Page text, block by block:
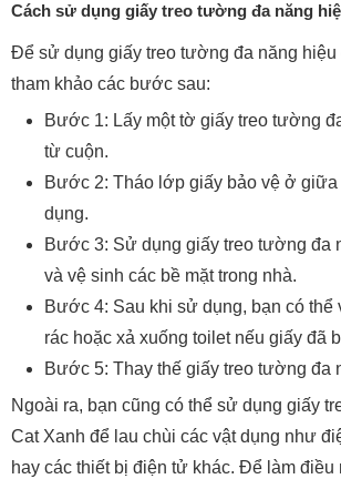
Cách sử dụng giấy treo tường đa năng
Để sử dụng giấy treo tường đa năng hiệu
tham khảo các bước sau:
Bước 1: Lấy một tờ giấy treo tường
từ cuộn.
Bước 2: Tháo lớp giấy bảo vệ ở
dụng.
Bước 3: Sử dụng giấy treo tường đa
và vệ sinh các bề mặt trong nhà.
Bước 4: Sau khi sử dụng, bạn có thể
rác hoặc xả xuống toilet nếu giấy đã
Bước 5: Thay thế giấy treo tường đa
Ngoài ra, bạn cũng có thể sử dụng giấy
Cat Xanh để lau chùi các vật dụng như
hay các thiết bị điện tử khác. Để làm điều